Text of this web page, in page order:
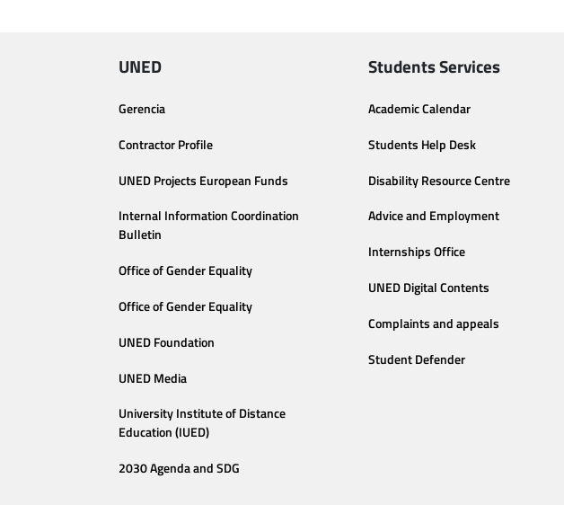
UNED
Gerencia
Contractor Profile
UNED Projects European Funds
Internal Information Coordination
Bulletin
Office of Gender Equality
Office of Gender Equality
UNED Foundation
UNED Media
University Institute of Distance
Education (IUED)
2030 Agenda and SDG
Students Services
Academic Calendar
Students Help Desk
Disability Resource Centre
Advice and Employment
Internships Office
UNED Digital Contents
Complaints and appeals
Student Defender